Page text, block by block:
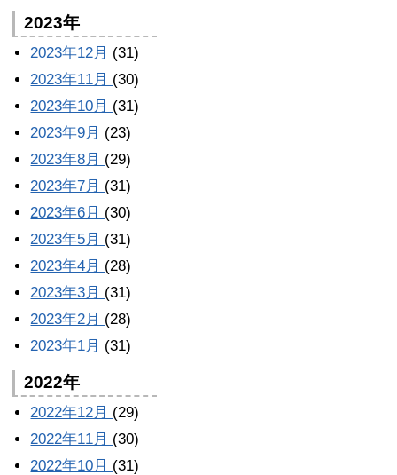
2023年
2023年12月 (31)
2023年11月 (30)
2023年10月 (31)
2023年9月 (23)
2023年8月 (29)
2023年7月 (31)
2023年6月 (30)
2023年5月 (31)
2023年4月 (28)
2023年3月 (31)
2023年2月 (28)
2023年1月 (31)
2022年
2022年12月 (29)
2022年11月 (30)
2022年10月 (31)